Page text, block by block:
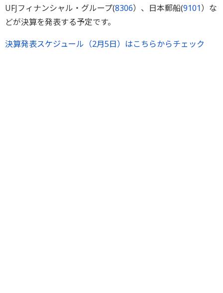
UFJフィナンシャル・グループ(8306）、日本郵船(9101）な
どが決算を発表する予定です。
決算発表スケジュール（2月5日）はこちらからチェック